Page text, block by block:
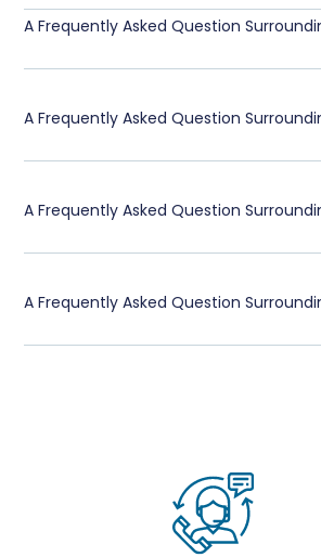
A Frequently Asked Question
A Frequently Asked Question
A Frequently Asked Question
A Frequently Asked Question